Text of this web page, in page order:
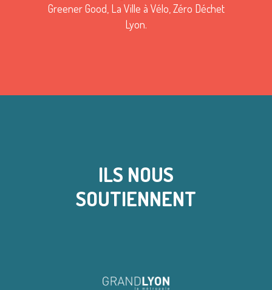
Greener Good, La Ville à Vélo, Zéro Déchet
Lyon.
ILS NOUS
SOUTIENNENT